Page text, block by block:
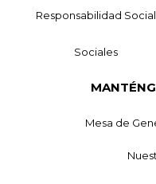
Responsabilidad Social
Sociales
Mesa de